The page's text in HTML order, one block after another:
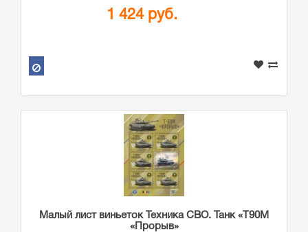
1 424 руб.
Малый лист виньеток Техника СВО. Танк «Т90М
«Прорыв»